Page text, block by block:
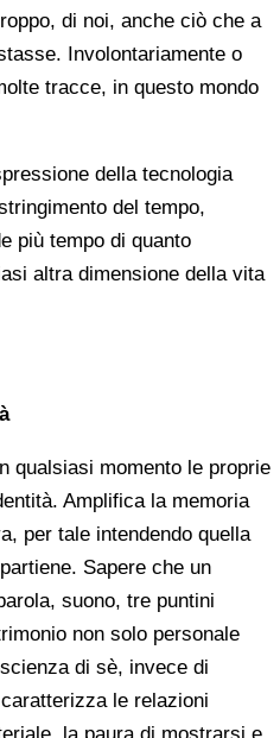
di noi, anche ciò che a
Involontariamente o
tracce, in questo mondo
della tecnologia
del tempo,
più tempo di quanto
altra dimensione della vita
qualsiasi momento le proprie
Amplifica la memoria
per tale intendendo quella
Sapere che un
suono, tre puntini
non solo personale
di sè, invece di
le relazioni
la paura di mostrarsi e